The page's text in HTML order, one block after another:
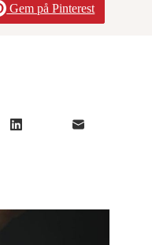
Gem på Pinterest